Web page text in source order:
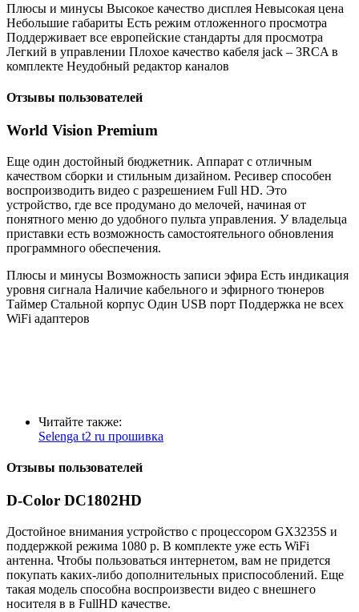
Плюсы и минусы Высокое качество дисплея Невысокая цена
Небольшие габариты Есть режим отложенного просмотра
Поддерживает все европейские стандарты для просмотра
Легкий в управлении Плохое качество кабеля jack – 3RCA в
комплекте Неудобный редактор каналов
Отзывы пользователей
World Vision Premium
Еще один достойный бюджетник. Аппарат с отличным
качеством сборки и стильным дизайном. Ресивер способен
воспроизводить видео с разрешением Full HD. Это
устройство, где все продумано до мелочей, начиная от
понятного меню до удобного пульта управления. У владельца
приставки есть возможность самостоятельного обновления
программного обеспечения.
Плюсы и минусы Возможность записи эфира Есть индикация
уровня сигнала Наличие кабельного и эфирного тюнеров
Таймер Стальной корпус Один USB порт Поддержка не всех
WiFi адаптеров
Читайте также:
Selenga t2 ru прошивка
Отзывы пользователей
D-Color DC1802HD
Достойное внимания устройство с процессором GX3235S и
поддержкой режима 1080 р. В комплекте уже есть WiFi
антенна. Чтобы пользоваться интернетом, вам не придется
покупать каких-либо дополнительных приспособлений. Еще
такая модель способна воспроизвести видео с внешнего
носителя в в FullHD качестве.